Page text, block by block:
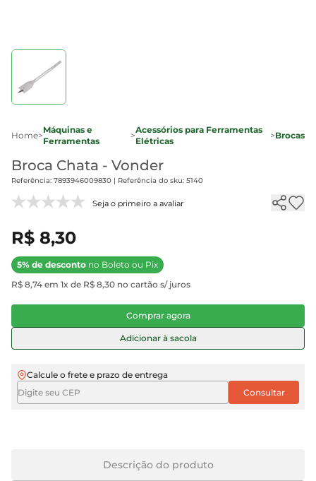
Home>
Máquinas e
Ferramentas
>
Acessórios para Ferramentas
Elétricas
>Brocas
Broca Chata - Vonder
Referência: 7893946009830 | Referência do sku: 5140
Seja o primeiro a avaliar
R$ 8,30
5% de desconto no Boleto ou Pix
R$ 8,74 em 1x de R$ 8,30 no cartão s/ juros
Comprar agora
Adicionar à sacola
Calcule o frete e prazo de entrega
Descrição do produto